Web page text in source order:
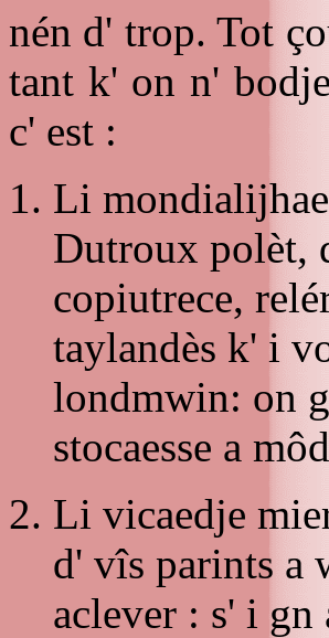
nén d' trop. Tot
tant k' on n'
c' est :
Li
Dutroux polèt,
copiutrece,
taylandès k' i
londmwin: on
stocaesse a
Li vicaedje
d' vîs parints a
aclever : s' i gn